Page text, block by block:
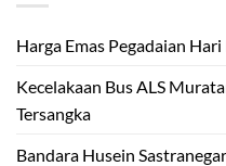
Harga Emas Pegadaian
Kecelakaan Bus ALS
Tersangka
Bandara Husein